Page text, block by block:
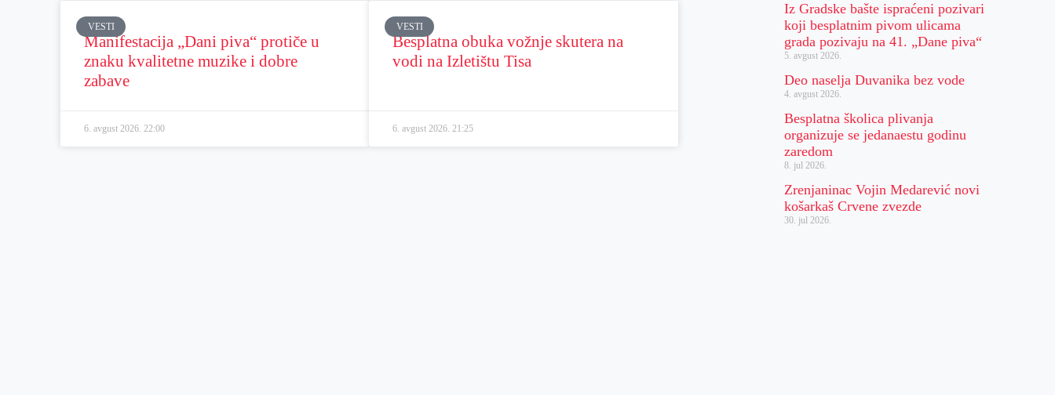
VESTI
Manifestacija „Dani piva“ protiče u
znaku kvalitetne muzike i dobre
zabave
6. avgust 2026. 22:00
VESTI
Besplatna obuka vožnje skutera na
vodi na Izletištu Tisa
6. avgust 2026. 21:25
Iz Gradske bašte ispraćeni pozivari
koji besplatnim pivom ulicama
grada pozivaju na 41. „Dane piva“
5. avgust 2026.
Deo naselja Duvanika bez vode
4. avgust 2026.
Besplatna školica plivanja
organizuje se jedanaestu godinu
zaredom
8. jul 2026.
Zrenjaninac Vojin Medarević novi
košarkaš Crvene zvezde
30. jul 2026.